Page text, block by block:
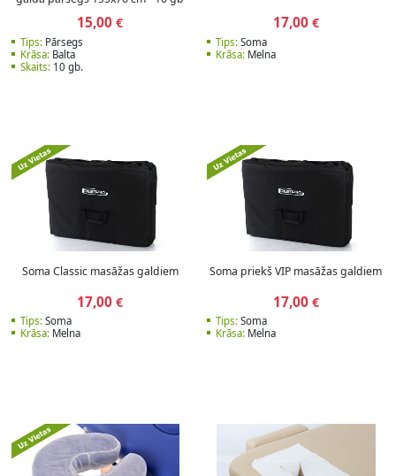
15,00 €
Tips:Pārsegs
Krāsa:Balta
Skaits:10 gb.
17,00€
Tips: Soma
Krāsa: Melna
Soma Classic masāžas galdiem
17,00 €
Tips:Soma
Krāsa:Melna
Soma priekš VIP masāžas galdiem
17,00€
Tips: Soma
Krāsa: Melna